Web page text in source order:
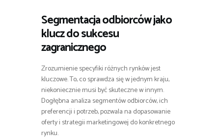
Segmentacja odbiorców jako
klucz do sukcesu
zagranicznego
Zrozumienie specyfiki różnych rynków jest
kluczowe. To, co sprawdza się w jednym kraju,
niekoniecznie musi być skuteczne w innym.
Dogłębna analiza segmentów odbiorców, ich
preferencji i potrzeb, pozwala na dopasowanie
oferty i strategii marketingowej do konkretnego
rynku.